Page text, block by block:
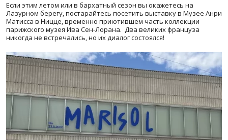
Если этим летом или в бархатный сезон вы окажетесь на
Лазурном берегу, постарайтесь посетить выставку в Музее Анри
Матисса в Ницце, временно приютившем часть коллекции
парижского музея Ива Сен-Лорана. Два великих француза
никогда не встречались, но их диалог состоялся!